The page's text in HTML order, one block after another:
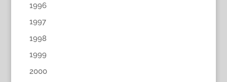
1996
1997
1998
1999
2000